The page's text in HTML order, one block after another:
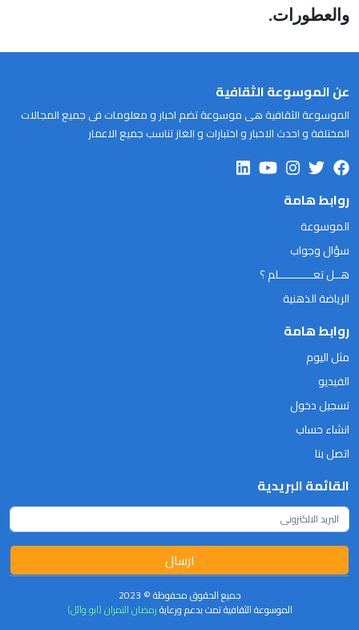
والعطورات.
عن الموسوعة الثقافية
الموسوعة الثقافية هى موسوعة تضم اخبار و معلومات فى جميع المجالات
المختلفة و احدث الاخبار و اختبارات و الغاز تناسب جميع الاعمار
روابط هامة
الموسوعة
سؤال وجواب
هــل تعـــــــــــلم ؟
الرياضة الذهنية
روابط هامة
مثل اليوم
الفيديو
تسجيل دخول
انشاء حساب
اتصل بنا
القائمة البريدية
ارسال
جميع الحقوق محفوظة © 2023
الموسوعة الثقافية تمت بدعم ورعايةرمضان النمران (ابو وائل)